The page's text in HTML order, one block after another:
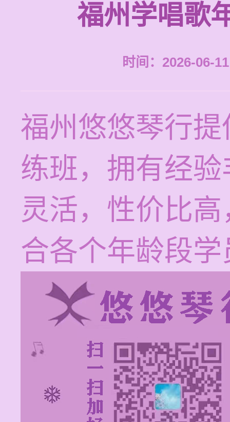
福州学唱歌
时间：2026-06-
福州悠悠琴行
练班，拥有经
灵活，性价比
合各个年龄段学